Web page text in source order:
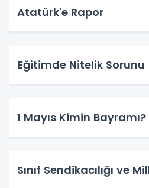
Atatürk'e Rapor
Eğitimde Nitelik Sorunu
1 Mayıs Kimin Bayramı?
Sınıf Sendikacılığı ve